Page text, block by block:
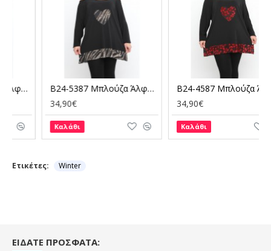
B24-5387 Μπλούζα Άλφα Κομποζέ
B24-4587 Μπλούζα Άλφα Κομποζέ - Μπορντώ
Ετικέτες: Winter
ΕΙΔΑΤΕ ΠΡΟΣΦΑΤΑ: